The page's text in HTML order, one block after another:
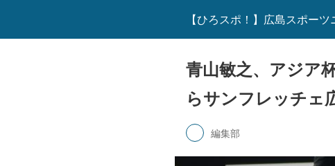
【ひろスポ！】広島スポー
青山敏之、アジア
らサンフレッチェ
編集部